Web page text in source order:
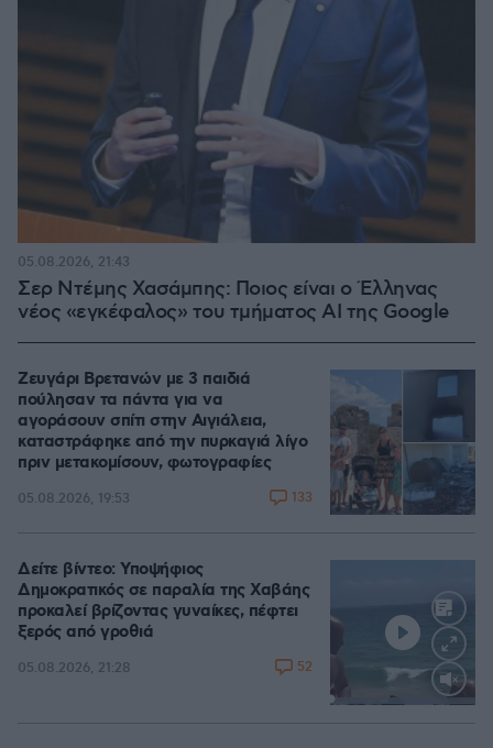
Σερ Ντέμης Χασάμπης: Ποιος είναι ο Έλληνας
νέος «εγκέφαλος» του τμήματος AI της Google
05.08.2026, 21:43
Ζευγάρι Βρετανών με 3 παιδιά
πούλησαν τα πάντα για να
αγοράσουν σπίτι στην Αιγιάλεια,
καταστράφηκε από την πυρκαγιά λίγο
πριν μετακομίσουν, φωτογραφίες
05.08.2026, 19:53 133
Loaded
Δείτε βίντεο: Υποψήφιος
Δημοκρατικός σε παραλία της Χαβάης
προκαλεί βρίζοντας γυναίκες, πέφτει
ξερός από γροθιά
05.08.2026, 21:28 52